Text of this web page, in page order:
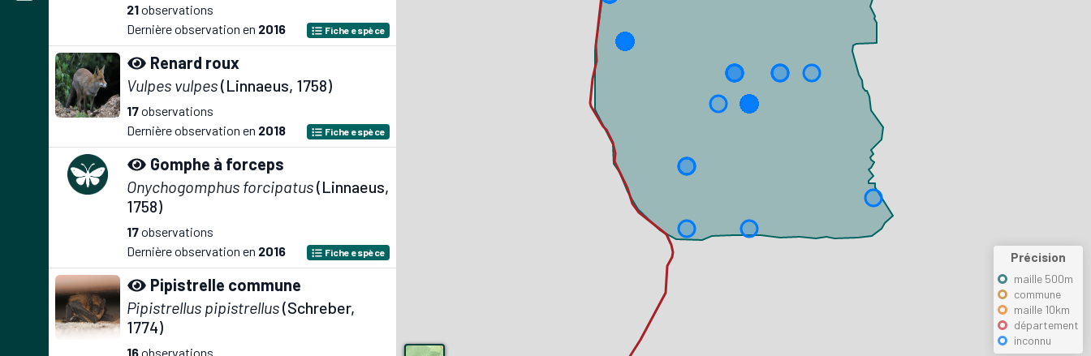
21observations
Dernière observation en 2016 Fiche espèce
Renard roux
Vulpes vulpes(Linnaeus, 1758)
17observations
Dernière observation en 2018 Fiche espèce
Gomphe à forceps
Onychogomphus forcipatus(Linnaeus,
1758)
17observations
Dernière observation en 2016 Fiche espèce
Pipistrelle commune
Pipistrellus pipistrellus(Schreber,
1774)
16observations
Précision
maille 500m
commune
maille 10km
département
inconnu